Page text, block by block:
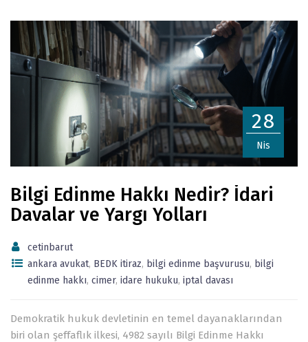
28
Nis
Bilgi Edinme Hakkı Nedir? İdari
Davalar ve Yargı Yolları
cetinbarut
ankara avukat, BEDK itiraz, bilgi edinme başvurusu, bilgi
edinme hakkı, cimer, idare hukuku, iptal davası
Demokratik hukuk devletinin en temel dayanaklarından
biri olan şeffaflık ilkesi, 4982 sayılı Bilgi Edinme Hakkı